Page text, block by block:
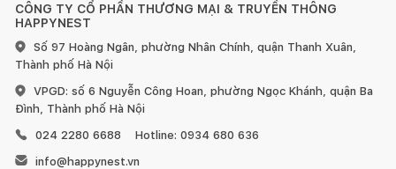
CÔNG TY CỔ PHẦN THƯƠNG MẠI & TRUYỀN THÔNG
HAPPYNEST
Số 97 Hoàng Ngân, phường Nhân Chính, quận Thanh Xuân,
Thành phố Hà Nội
VPGD: số 6 Nguyễn Công Hoan, phường Ngọc Khánh, quận Ba
Đình, Thành phố Hà Nội
024 2280 6688
Hotline: 0934 680 636
info@happynest.vn